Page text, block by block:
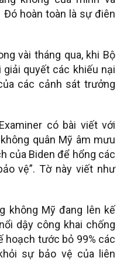
hoàn toàn là sự điên
vài tháng qua, khi Bộ
quyết các khiếu nại
các cảnh sát trưởng
có bài viết với
quân Mỹ âm mưu
của Biden để hổng các
vệ”. Tờ này viết như
không Mỹ đang lên kế
dậy công khai chống
hoạch tước bỏ 99% các
sự bảo vệ của liên